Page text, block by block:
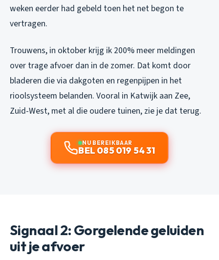
weken eerder had gebeld toen het net begon te
vertragen.
Trouwens, in oktober krijg ik 200% meer meldingen
over trage afvoer dan in de zomer. Dat komt door
bladeren die via dakgoten en regenpijpen in het
rioolsysteem belanden. Vooral in Katwijk aan Zee,
Zuid-West, met al die oudere tuinen, zie je dat terug.
NU BEREIKBAAR
BEL 085 019 54 31
Signaal 2: Gorgelende geluiden
uit je afvoer